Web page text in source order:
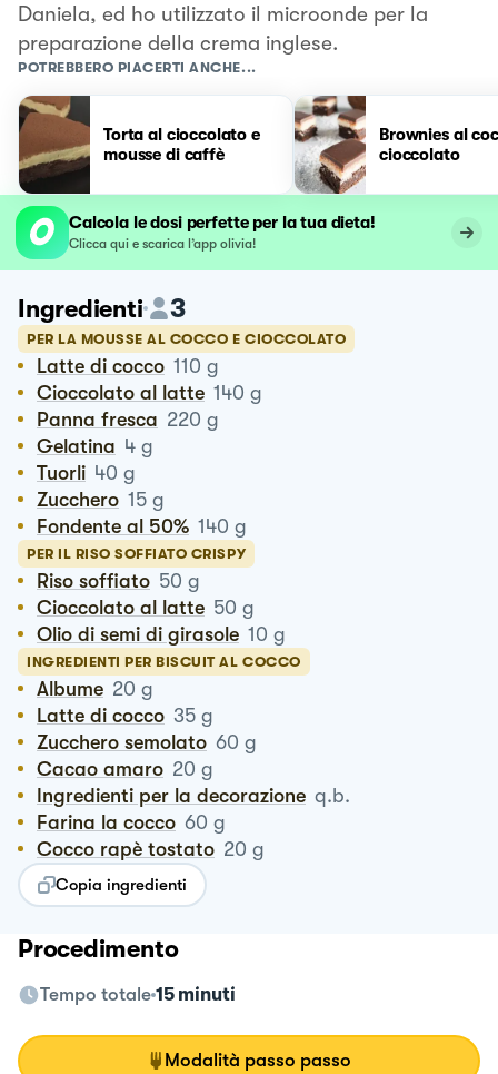
Daniela, ed ho utilizzato il microonde per la
preparazione della crema inglese.
POTREBBERO PIACERTI ANCHE...
Torta al cioccolato e
mousse di caffè
Brownies al
cioccolato
Calcola le dosi perfette per la tua dieta!
Clicca qui e scarica l’app olivia!
Ingredienti 3
PER LA MOUSSE AL COCCO E CIOCCOLATO
Latte di cocco 110 g
Cioccolato al latte 140 g
Panna fresca 220 g
Gelatina 4 g
Tuorli 40 g
Zucchero 15 g
Fondente al 50% 140 g
PER IL RISO SOFFIATO CRISPY
Riso soffiato 50 g
Cioccolato al latte 50 g
Olio di semi di girasole 10 g
INGREDIENTI PER BISCUIT AL COCCO
Albume 20 g
Latte di cocco 35 g
Zucchero semolato 60 g
Cacao amaro 20 g
Ingredienti per la decorazione q.b.
Farina la cocco 60 g
Cocco rapè tostato 20 g
Copia ingredienti
Procedimento
Tempo totale 15 minuti
Modalità passo passo